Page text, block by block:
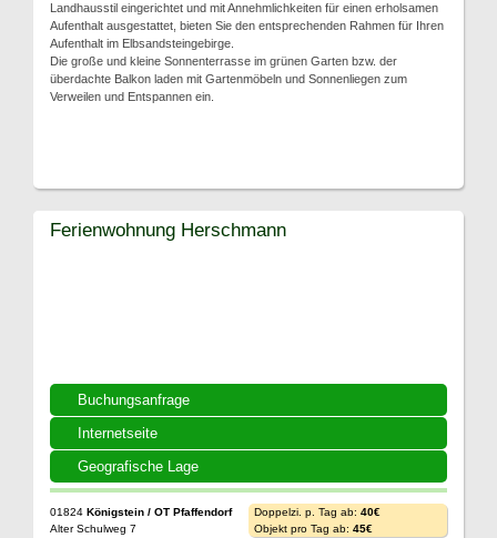
Landhausstil eingerichtet und mit Annehmlichkeiten für einen erholsamen
Aufenthalt ausgestattet, bieten Sie den entsprechenden Rahmen für Ihren
Aufenthalt im Elbsandsteingebirge.
Die große und kleine Sonnenterrasse im grünen Garten bzw. der
überdachte Balkon laden mit Gartenmöbeln und Sonnenliegen zum
Verweilen und Entspannen ein.
Buchungsanfrage
Internetseite
Geografische Lage
Ferienwohnung Herschmann
01824 Königstein / OT Pfaffendorf
Alter Schulweg 7
Doppelzi. p. Tag ab: 40€
Objekt pro Tag ab: 45€